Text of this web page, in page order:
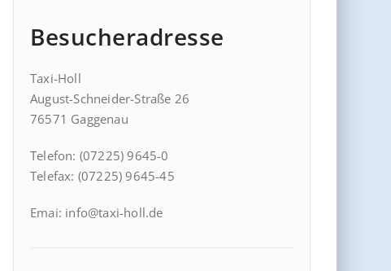
Besucheradresse
Taxi-Holl
August-Schneider-Straße 26
76571 Gaggenau
Telefon: (07225) 9645-0
Telefax: (07225) 9645-45
Emai: info@taxi-holl.de